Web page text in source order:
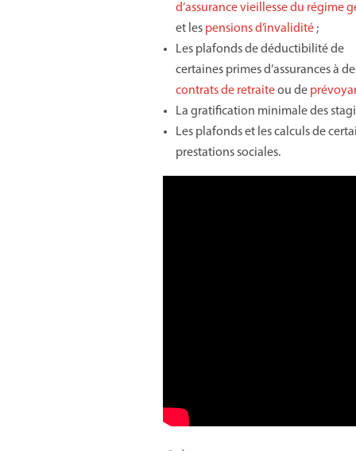
d’assurance vieillesse du régime
et les pensions d’invalidité ;
Les plafonds de déductibilité de
certaines primes d’assurances à
contrats de retraiteou de
La gratification minimale des
Les plafonds et les calculs de
prestations sociales.